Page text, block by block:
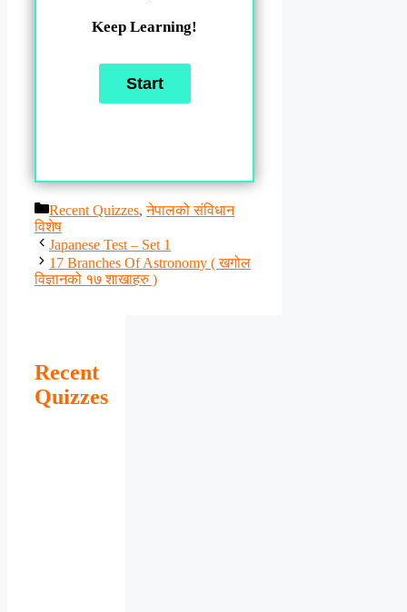
Keep Learning!
Categories
Recent Quizzes,नेपालको संविधान
विशेष
Japanese Test – Set 1
17 Branches Of Astronomy ( खगोल
विज्ञानको १७ शाखाहरु )
Recent
Quizzes